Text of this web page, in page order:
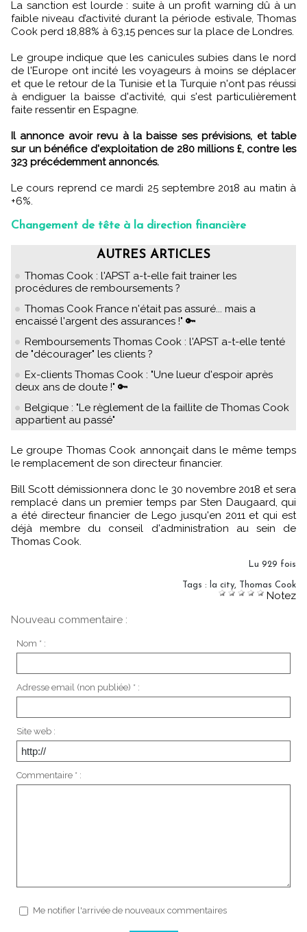
La sanction est lourde : suite à un profit warning dû à un
faible niveau d’activité durant la période estivale, Thomas
Cook perd 18,88% à 63,15 pences sur la place de Londres.
Le groupe indique que les canicules subies dans le nord
de l'Europe ont incité les voyageurs à moins se déplacer
et que le retour de la Tunisie et la Turquie n'ont pas réussi
à endiguer la baisse d'activité, qui s'est particulièrement
faite ressentir en Espagne.
Il annonce avoir revu à la baisse ses prévisions, et table
sur un bénéfice d'exploitation de 280 millions £, contre les
323 précédemment annoncés.
Le cours reprend ce mardi 25 septembre 2018 au matin à
+6%.
Changement de tête à la direction financière
AUTRES ARTICLES
Thomas Cook : l'APST a-t-elle fait trainer les
procédures de remboursements ?
Thomas Cook France n'était pas assuré... mais a
encaissé l'argent des assurances !" 🔑
Remboursements Thomas Cook : l'APST a-t-elle tenté
de "décourager" les clients ?
Ex-clients Thomas Cook : "Une lueur d'espoir après
deux ans de doute !" 🔑
Belgique : "Le règlement de la faillite de Thomas Cook
appartient au passé"
Le groupe Thomas Cook annonçait dans le même temps
le remplacement de son directeur financier.
Bill Scott démissionnera donc le 30 novembre 2018 et sera
remplacé dans un premier temps par Sten Daugaard, qui
a été directeur financier de Lego jusqu'en 2011 et qui est
déjà membre du conseil d'administration au sein de
Thomas Cook.
Lu 929 fois
Tags : la city Thomas Cook
Notez
Nouveau commentaire :
Nom * :
Adresse email (non publiée) * :
Site web :
Commentaire * :
Me notifier l'arrivée de nouveaux commentaires